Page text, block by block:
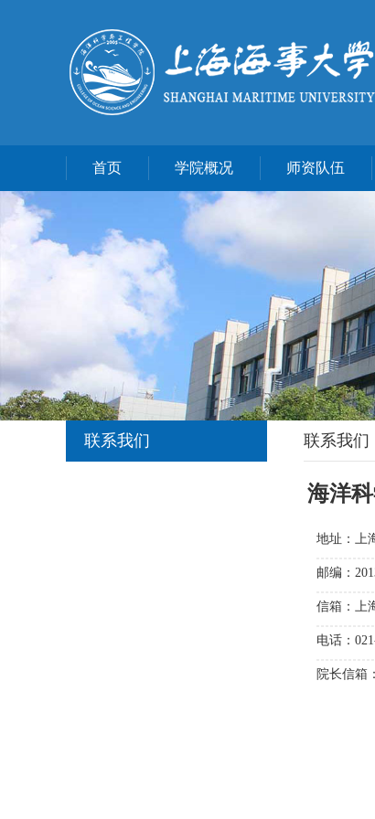
首页 学院概况 师资队伍
联系我们 联系我们
海洋
地址：上
邮编：
信箱：上
电话：
院长信箱：